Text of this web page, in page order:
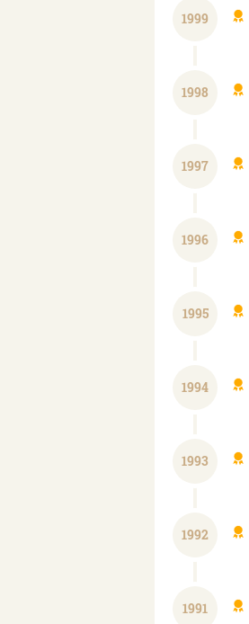
1999
1998
1997
1996
1995
1994
1993
1992
1991